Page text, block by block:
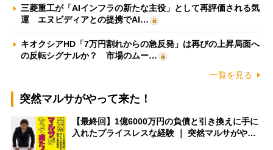
三菱重工が「AIインフラの新たな主役」として再評価される気
運 エヌビディアとの提携でAI…
キオクシアHD「7万円割れからの急反発」は再びの上昇局面へ
の反転シグナルか？ 市場のムー…
一覧を見る
突然マルサがやって来た！
【最終回】1億6000万円の負債と引き換えに手に
入れたプライスレスな経験 ｜ 突然マルサがや…